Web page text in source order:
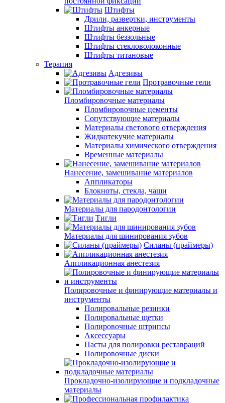
Штифты
Дрили, развертки, инструменты
Штифты анкерные
Штифты беззольные
Штифты стекловолоконные
Штифты титановые
Терапия
Адгезивы
Протравочные гели
Пломбировочные материалы
Пломбировочные цементы
Сопутствующие материалы
Материалы светового отверждения
Жидкотекучие материалы
Материалы химического отверждения
Временные материалы
Нанесение, замешивание материалов
Аппликаторы
Блокноты, стекла, чаши
Материалы для пародонтологии
Тигли
Материалы для шинирования зубов
Силаны (праймеры)
Аппликационная анестезия
Полировочные и финирующие материалы и
инструменты
Полировальные резинки
Полировальные щетки
Полировочные штрипсы
Аксессуары
Пасты для полировки реставраций
Полировочные диски
Прокладочно-изолирующие и подкладочные
материалы